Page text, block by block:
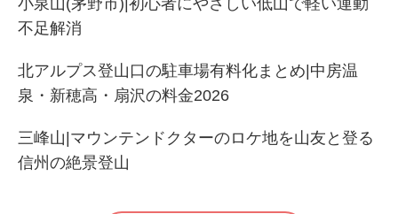
不足解消
北アルプス登山口の駐車場有料化まとめ|中房温
泉・新穂高・扇沢の料金2026
三峰山|マウンテンドクターのロケ地を山友と登る
信州の絶景登山